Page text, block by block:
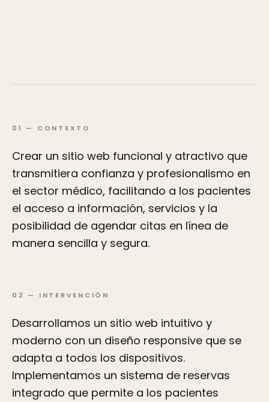
01 — CONTEXTO
Crear un sitio web funcional y atractivo que
transmitiera confianza y profesionalismo en
el sector médico, facilitando a los pacientes
el acceso a información, servicios y la
posibilidad de agendar citas en línea de
manera sencilla y segura.
02 — INTERVENCIÓN
Desarrollamos un sitio web intuitivo y
moderno con un diseño responsive que se
adapta a todos los dispositivos.
Implementamos un sistema de reservas
integrado que permite a los pacientes